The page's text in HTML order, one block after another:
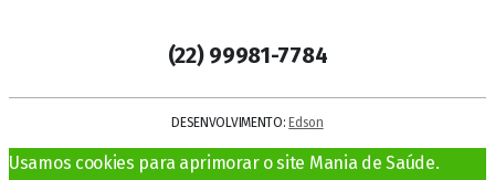
(22) 99981-7784
DESENVOLVIMENTO: Edson
Usamos cookies para aprimorar o site Mania de Saúde.